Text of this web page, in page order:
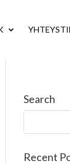
Search
Recent